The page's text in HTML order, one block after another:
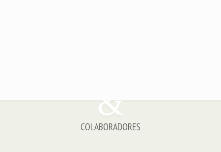
COLABORADORES